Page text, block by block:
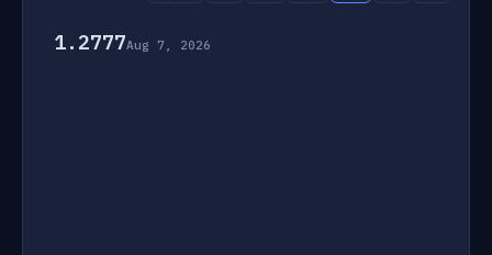
1.2777Aug 7, 2026